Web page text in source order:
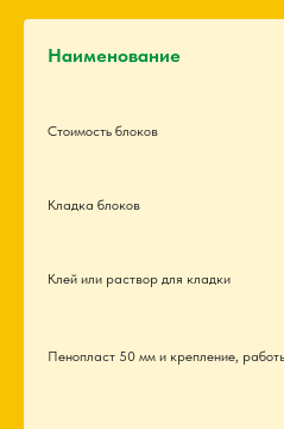
Наименование
Стоимость блоков
Кладка блоков
Клей или раствор для кладки
Пенопласт 50 мм и крепление,